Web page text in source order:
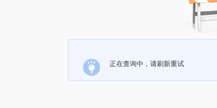
正在查询中，请刷新重试